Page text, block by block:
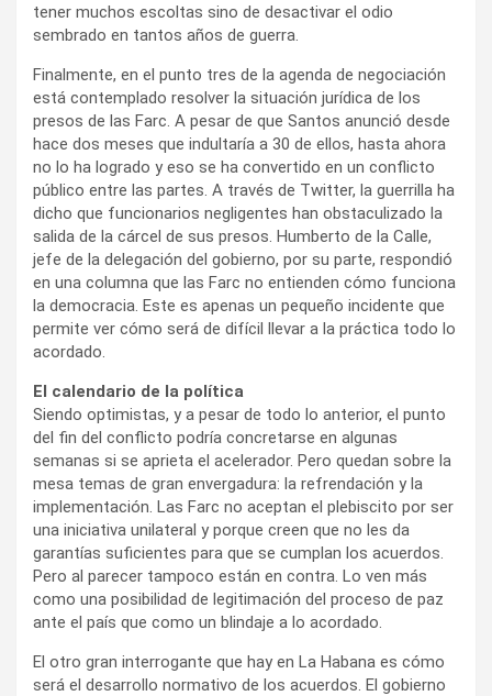
tener muchos escoltas sino de desactivar el odio
sembrado en tantos años de guerra.
Finalmente, en el punto tres de la agenda de negociación
está contemplado resolver la situación jurídica de los
presos de las Farc. A pesar de que Santos anunció desde
hace dos meses que indultaría a 30 de ellos, hasta ahora
no lo ha logrado y eso se ha convertido en un conflicto
público entre las partes. A través de Twitter, la guerrilla ha
dicho que funcionarios negligentes han obstaculizado la
salida de la cárcel de sus presos. Humberto de la Calle,
jefe de la delegación del gobierno, por su parte, respondió
en una columna que las Farc no entienden cómo funciona
la democracia. Este es apenas un pequeño incidente que
permite ver cómo será de difícil llevar a la práctica todo lo
acordado.
El calendario de la política
Siendo optimistas, y a pesar de todo lo anterior, el punto
del fin del conflicto podría concretarse en algunas
semanas si se aprieta el acelerador. Pero quedan sobre la
mesa temas de gran envergadura: la refrendación y la
implementación. Las Farc no aceptan el plebiscito por ser
una iniciativa unilateral y porque creen que no les da
garantías suficientes para que se cumplan los acuerdos.
Pero al parecer tampoco están en contra. Lo ven más
como una posibilidad de legitimación del proceso de paz
ante el país que como un blindaje a lo acordado.
El otro gran interrogante que hay en La Habana es cómo
será el desarrollo normativo de los acuerdos. El gobierno